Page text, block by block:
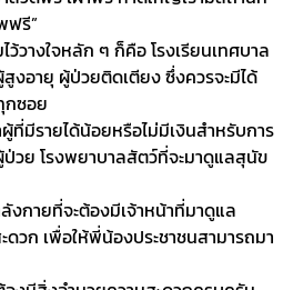
ฟรี”
ว้วางใจหลัก ๆ ก็คือ โรงเรียนเทศบาล
งอายุ ผู้ป่วยติดเตียง ซึ่งควรจะมีได้
ซอย
มีรายได้น้อยหรือไม่มีเงินสำหรับการ
วย โรงพยาบาลสัตว์ที่จะมาดูแลสุนัข
งกายที่จะต้องมีเจ้าหน้าที่มาดูแล
วก เพื่อให้พี่น้องประชาชนสามารถมา